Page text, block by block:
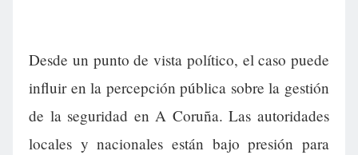
Desde un punto de vista político, el caso puede
influir en la percepción pública sobre la gestión
de la seguridad en A Coruña. Las autoridades
locales y nacionales están bajo presión para